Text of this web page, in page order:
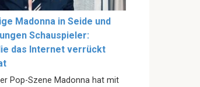
Madonna in Seide und
Schauspieler:
das Internet verrückt
Pop-Szene Madonna hat mit